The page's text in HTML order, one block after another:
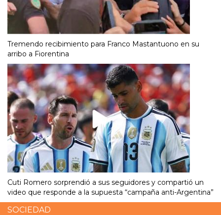
Tremendo recibimiento para Franco Mastantuono en su
arribo a Fiorentina
Cuti Romero sorprendió a sus seguidores y compartió un
video que responde a la supuesta “campaña anti-Argentina”
SOCIEDAD